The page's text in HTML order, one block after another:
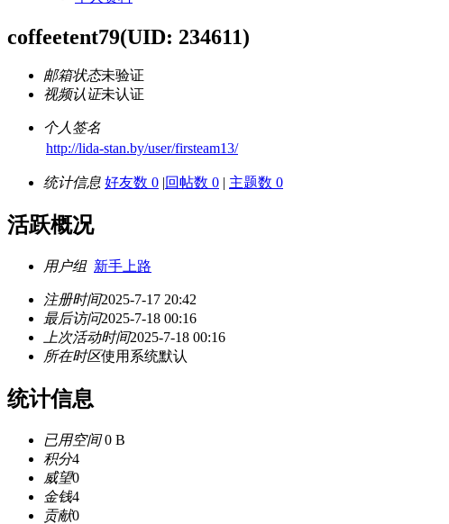
coffeetent79(UID: 234611)
邮箱状态未验证
视频认证未认证
个人签名
http://lida-stan.by/user/firsteam13/
统计信息 好友数 0 |回帖数 0 | 主题数 0
活跃概况
用户组 新手上路
注册时间2025-7-17 20:42
最后访问2025-7-18 00:16
上次活动时间2025-7-18 00:16
所在时区使用系统默认
统计信息
已用空间0 B
积分4
威望0
金钱4
贡献0